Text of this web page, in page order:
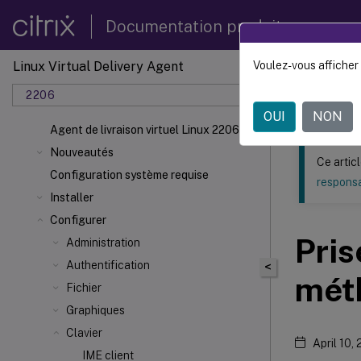
Documentation produit
Linux Virtual Delivery Agent
2206
Agent de livraison virtuel Linux 2206
Nouveautés
Configuration système requise
Installer
Configurer
Administration
Authentification
Fichier
Graphiques
Clavier
IME client
Ce contenu a
Agent
<
Ce
April 10,
Voulez-vous
OUI NON